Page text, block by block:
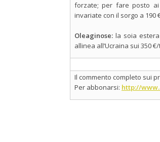
forzate; per fare posto ai
invariate con il sorgo a 190
Oleaginose:la soia
allinea all’Ucraina sui 350
Il commento completo sui
Per abbonarsi: http://